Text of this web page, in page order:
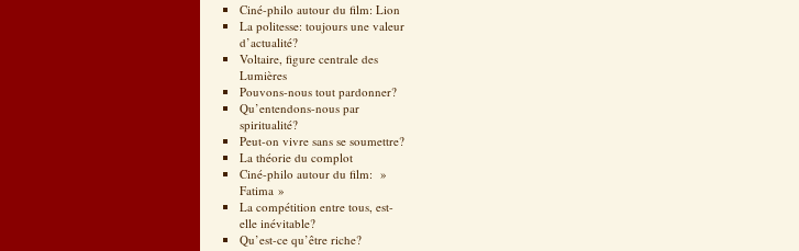
Ciné-philo autour du film: Lion
La politesse: toujours une valeur
d’actualité?
Voltaire, figure centrale des
Lumières
Pouvons-nous tout pardonner?
Qu’entendons-nous par
spiritualité?
Peut-on vivre sans se soumettre?
La théorie du complot
Ciné-philo autour du film: »
Fatima »
La compétition entre tous, est-
elle inévitable?
Qu’est-ce qu’être riche?